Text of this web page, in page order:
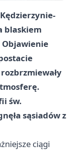
blaskiem
św.
sąsiadów z
ciągi